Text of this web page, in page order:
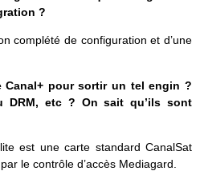
?
complété de configuration et d’une
pour sortir un tel engin ?
DRM, etc ? On sait qu’ils sont
est une carte standard CanalSat
le contrôle d’accès Mediagard.